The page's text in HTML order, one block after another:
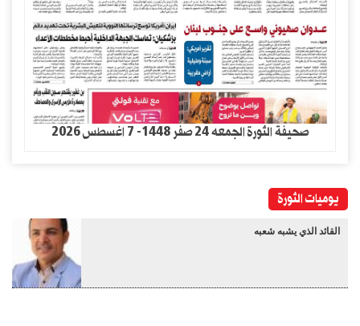
صحيفة الثورة الجمعه 24 صفر 1448- 7 اغسطس 2026
يوميات الثورة
القائد الذي يشبه شعبه